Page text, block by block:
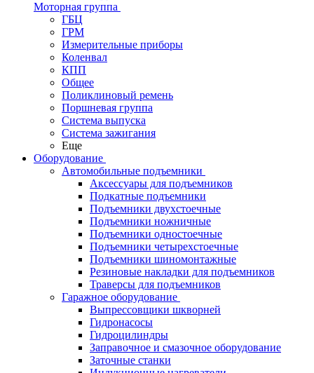
Моторная группа
ГБЦ
ГРМ
Измерительные приборы
Коленвал
КПП
Общее
Поликлиновый ремень
Поршневая группа
Система выпуска
Система зажигания
Еще
Оборудование
Автомобильные подъемники
Аксессуары для подъемников
Подкатные подъемники
Подъемники двухстоечные
Подъемники ножничные
Подъемники одностоечные
Подъемники четырехстоечные
Подъемники шиномонтажные
Резиновые накладки для подъемников
Траверсы для подъемников
Гаражное оборудование
Выпрессовщики шкворней
Гидронасосы
Гидроцилиндры
Заправочное и смазочное оборудование
Заточные станки